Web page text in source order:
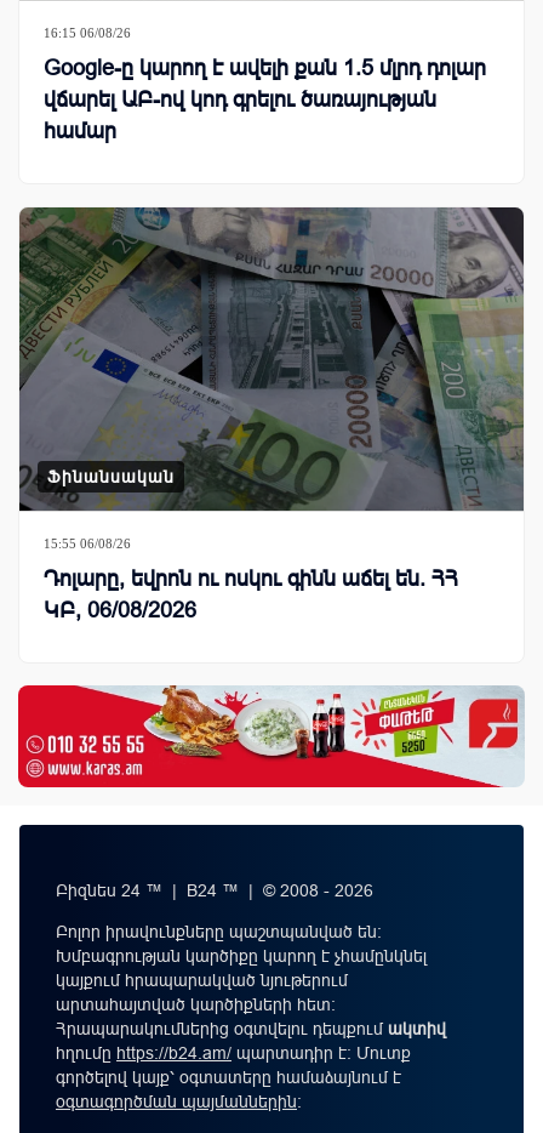
16:15 06/08/26
Google-ը կարող է ավելի քան 1.5 մլրդ դոլար
վճարել ԱԲ-ով կոդ գրելու ծառայության
համար
Ֆինանսական
15:55 06/08/26
Դոլարը, եվրոն ու ոսկու գինն աճել են. ՀՀ
ԿԲ, 06/08/2026
Բիզնես 24 ™ | B24 ™ | © 2008 - 2026
Բոլոր իրավունքները պաշտպանված են:
Խմբագրության կարծիքը կարող է չհամընկնել
կայքում հրապարակված նյութերում
արտահայտված կարծիքների հետ:
Հրապարակումներից օգտվելու դեպքումակտիվ
հղումը https://b24.am/ պարտադիր է: Մուտք
գործելով կայք՝ օգտատերը համաձայնում է
օգտագործման պայմաններին։